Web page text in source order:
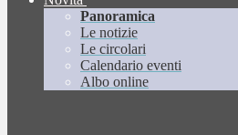
Panoramica
Le notizie
Le circolari
Calendario eventi
Albo online